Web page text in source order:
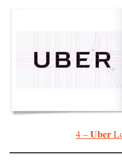
4 –Uber